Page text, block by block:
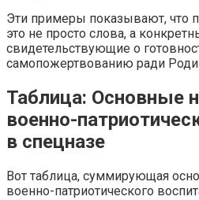
Эти примеры показывают, что
это не просто слова, а
свидетельствующие о
самопожертвованию ради
Таблица: Основные
военно-
в спецназе
Вот таблица, суммирующая
военно-патриотического